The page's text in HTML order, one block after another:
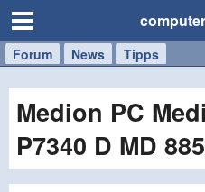
Forum News Tipps
Handy
Tablet
Windows
Mac
Medion PC
P7340 D MD